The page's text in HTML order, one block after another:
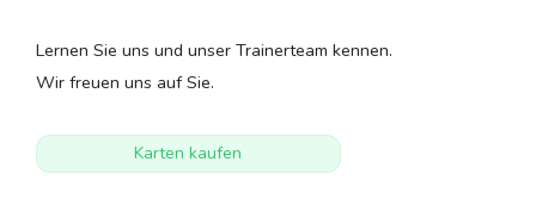
Lernen Sie uns und unser Trainerteam kennen.
Wir freuen uns auf Sie.
Karten kaufen